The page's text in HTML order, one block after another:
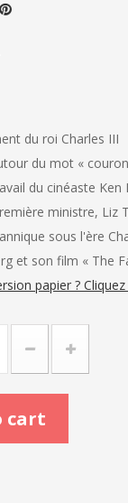
du roi Charles III
du mot «
du cinéaste Ken
ministre, Liz
sous l'ère
et son film « The
papier ? Cliquez
cart